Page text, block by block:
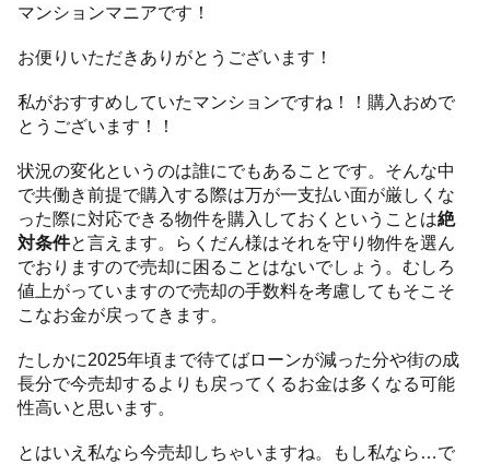
マンションマニアです！
お便りいただきありがとうございます！
私がおすすめしていたマンションですね！！購入おめで
とうございます！！
状況の変化というのは誰にでもあることです。そんな中
で共働き前提で購入する際は万が一支払い面が厳しくな
った際に対応できる物件を購入しておくということは絶
対条件と言えます。らくだん様はそれを守り物件を選ん
でおりますので売却に困ることはないでしょう。むしろ
値上がっていますので売却の手数料を考慮してもそこそ
こなお金が戻ってきます。
たしかに2025年頃まで待てばローンが減った分や街の成
長分で今売却するよりも戻ってくるお金は多くなる可能
性高いと思います。
とはいえ私なら今売却しちゃいますね。もし私なら…で